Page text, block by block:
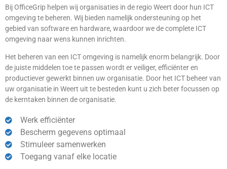
Bij OfficeGrip helpen wij organisaties in de regio Weert door hun ICT
omgeving te beheren. Wij bieden namelijk ondersteuning op het
gebied van software en hardware, waardoor we de complete ICT
omgeving naar wens kunnen inrichten.
Het beheren van een ICT omgeving is namelijk enorm belangrijk. Door
de juiste middelen toe te passen wordt er veiliger, efficiënter en
productiever gewerkt binnen uw organisatie. Door het ICT beheer van
uw organisatie in Weert uit te besteden kunt u zich beter focussen op
de kerntaken binnen de organisatie.
Werk efficiënter
Bescherm gegevens optimaal
Stimuleer samenwerken
Toegang vanaf elke locatie